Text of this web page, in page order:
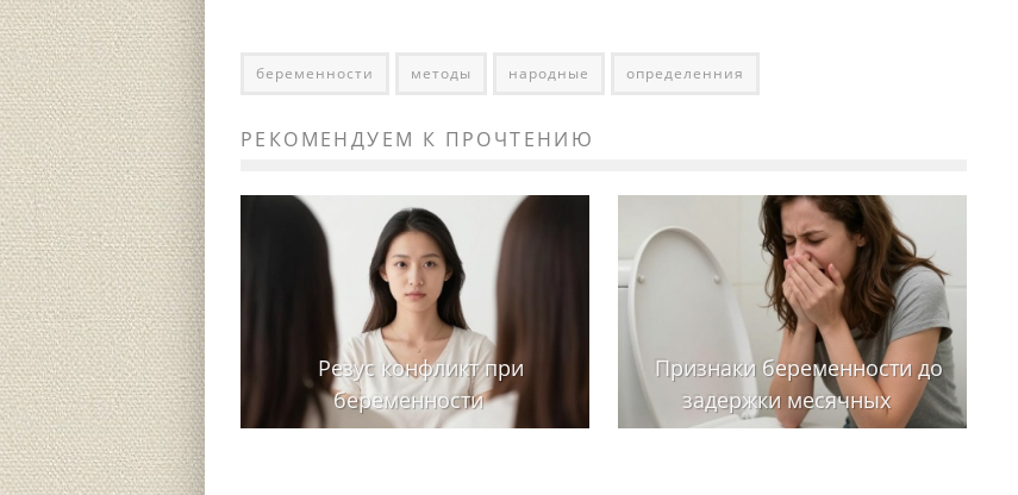
беременности методы народные определенния
РЕКОМЕНДУЕМ К ПРОЧТЕНИЮ
Резус конфликт при
беременности
Признаки беременности до
задержки месячных